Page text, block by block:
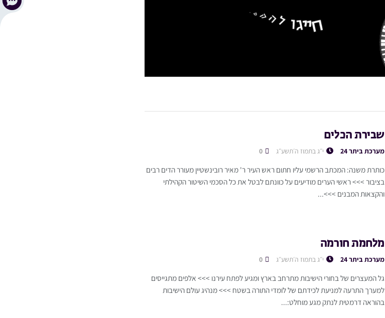
שבירת הכלים
מערכת ביתר 24 י״ג בתמוז ה׳תשע״ג
כותרת משנה: המכתב הרשמי עליו חתום ראש העיר ר' מאיר רובינשטיין מעורר הדים רבים
בציבור >>> ראשי הערים מודיעים על כוונתם לבטל את כל הסכמי השיטור הקהילתי
והקצאות המבנים >>>...
מלחמת חורמה
מערכת ביתר 24 י״ג בתמוז ה׳תשע״ג
גל המעצרים של בחורי הישיבות מתרחב בארץ ומגיע לפתח עירנו >>> אלפים מתגייסים
למערך התרעה למניעת לכידתם של לומדי התורה בשטח >>> מנהיג עולם הישיבות
בהוראה דרמטית לנתק מגע מוחלט:...